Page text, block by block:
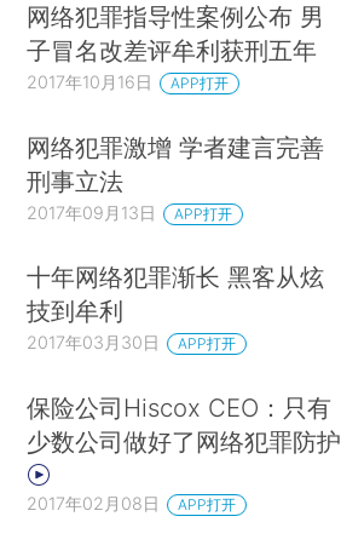
网络犯罪指导性案例公布 男
子冒名改差评牟利获刑五年
2017年10月16日 APP打开
网络犯罪激增 学者建言完善
刑事立法
2017年09月13日 APP打开
十年网络犯罪渐长 黑客从炫
技到牟利
2017年03月30日 APP打开
保险公司Hiscox CEO：只有
少数公司做好了网络犯罪防护
2017年02月08日 APP打开